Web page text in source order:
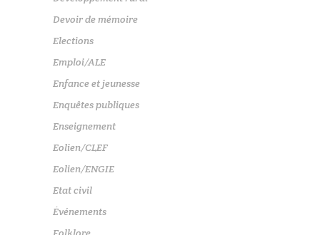
Devoir de mémoire
Elections
Emploi/ALE
Enfance et jeunesse
Enquêtes publiques
Enseignement
Eolien/CLEF
Eolien/ENGIE
Etat civil
Événements